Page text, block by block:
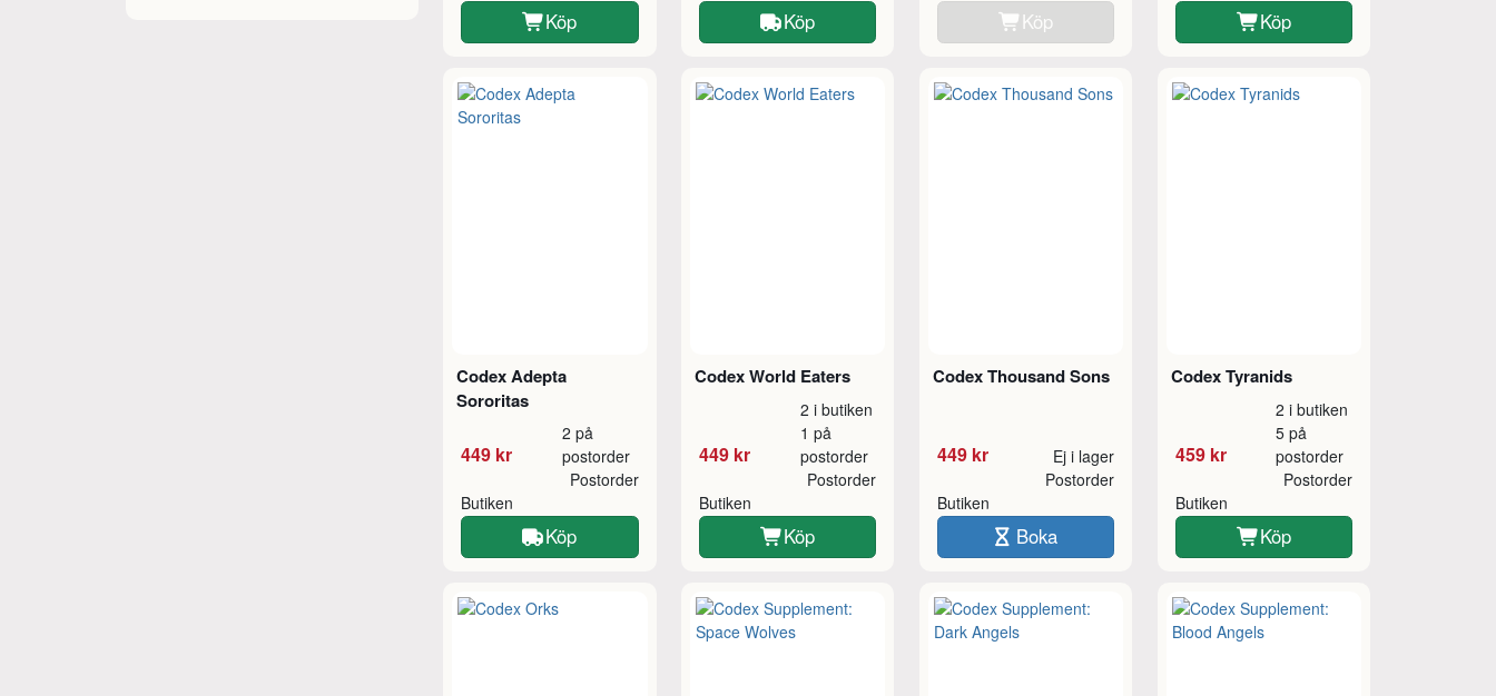
Köp Köp Köp Köp
Codex Adepta
Sororitas
449 kr
2 på
postorder
Butiken
Postorder
Köp
Codex World Eaters
449 kr
2 i butiken
1 på
postorder
Butiken
Postorder
Köp
Codex Thousand Sons
449 kr Ej i lager
Butiken
Postorder
Boka
Codex Tyranids
459 kr
2 i butiken
5 på
postorder
Butiken
Postorder
Köp